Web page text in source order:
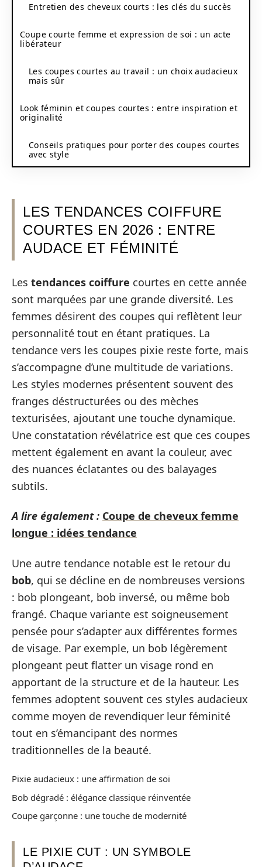
Entretien des cheveux courts : les clés du succès
Coupe courte femme et expression de soi : un acte
libérateur
Les coupes courtes au travail : un choix audacieux
mais sûr
Look féminin et coupes courtes : entre inspiration et
originalité
Conseils pratiques pour porter des coupes courtes
avec style
LES TENDANCES COIFFURE
COURTES EN 2026 : ENTRE
AUDACE ET FÉMINITÉ
Les tendances coiffure courtes en cette année
sont marquées par une grande diversité. Les
femmes désirent des coupes qui reflètent leur
personnalité tout en étant pratiques. La
tendance vers les coupes pixie reste forte, mais
s’accompagne d’une multitude de variations.
Les styles modernes présentent souvent des
franges déstructurées ou des mèches
texturisées, ajoutant une touche dynamique.
Une constatation révélatrice est que ces coupes
mettent également en avant la couleur, avec
des nuances éclatantes ou des balayages
subtils.
A lire également : Coupe de cheveux femme
longue : idées tendance
Une autre tendance notable est le retour du
bob, qui se décline en de nombreuses versions
: bob plongeant, bob inversé, ou même bob
frangé. Chaque variante est soigneusement
pensée pour s’adapter aux différentes formes
de visage. Par exemple, un bob légèrement
plongeant peut flatter un visage rond en
apportant de la structure et de la hauteur. Les
femmes adoptent souvent ces styles audacieux
comme moyen de revendiquer leur féminité
tout en s’émancipant des normes
traditionnelles de la beauté.
Pixie audacieux : une affirmation de soi
Bob dégradé : élégance classique réinventée
Coupe garçonne : une touche de modernité
LE PIXIE CUT : UN SYMBOLE